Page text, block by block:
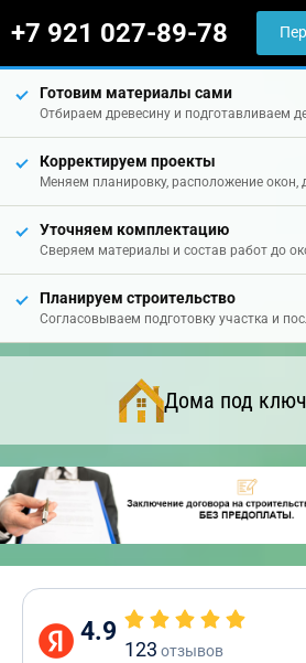
+7 921 027-89-78
Готовим материалы сами
Отбираем древесину и подготавливаем
Корректируем проекты
Меняем планировку, расположение окон,
Уточняем комплектацию
Сверяем материалы и состав работ до
Планируем строительство
Согласовываем подготовку участка и
Дома под
4.9
123 отзывов